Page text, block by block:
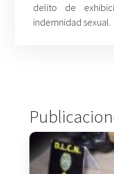
delito de
indemnidad sexual.